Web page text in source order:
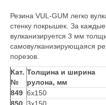
Резина VUL-GUM легко
стенку покрышек. За
вулканизируется 3 мм
самовулканизирующаяся
порезов.
Кат.
№
Толщина и ширина
рулона, мм
849 6х150